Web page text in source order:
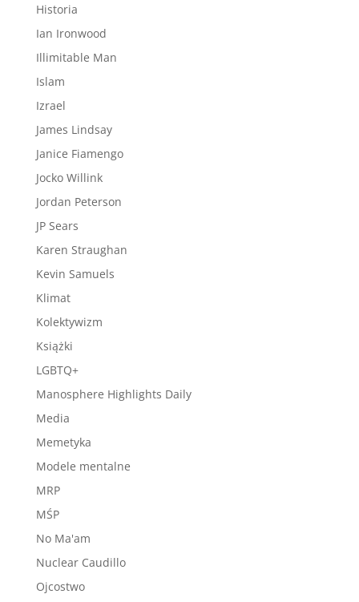
Historia
Ian Ironwood
Illimitable Man
Islam
Izrael
James Lindsay
Janice Fiamengo
Jocko Willink
Jordan Peterson
JP Sears
Karen Straughan
Kevin Samuels
Klimat
Kolektywizm
Książki
LGBTQ+
Manosphere Highlights Daily
Media
Memetyka
Modele mentalne
MRP
MŚP
No Ma'am
Nuclear Caudillo
Ojcostwo